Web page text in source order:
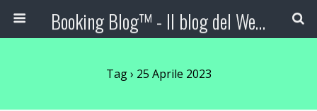
Booking Blog™ - Il blog del Web Marketing Turistico
Tag › 25 Aprile 2023